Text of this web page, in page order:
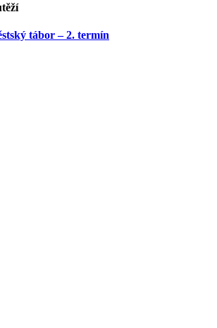
tábor – 2. termín